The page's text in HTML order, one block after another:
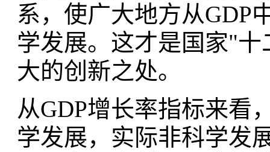
系，使广大地方从GDP
学发展。这才是国家"
大的创新之处。
从GDP增长率指标来看
学发展，实际非科学发